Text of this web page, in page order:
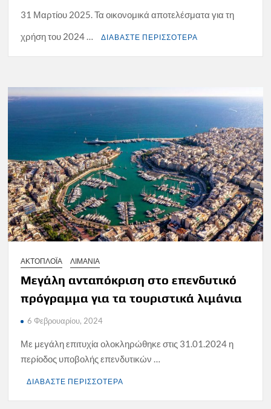
31 Μαρτίου 2025. Τα οικονομικά αποτελέσματα για τη
χρήση του 2024 …
ΔΙΑΒΑΣΤΕ ΠΕΡΙΣΣΟΤΕΡΑ
ΑΚΤΟΠΛΟΪΑ ΛΙΜΑΝΙΑ
Μεγάλη ανταπόκριση στο επενδυτικό
πρόγραμμα για τα τουριστικά λιμάνια
6 Φεβρουαρίου, 2024
Με μεγάλη επιτυχία ολοκληρώθηκε στις 31.01.2024 η
περίοδος υποβολής επενδυτικών …
ΔΙΑΒΑΣΤΕ ΠΕΡΙΣΣΟΤΕΡΑ